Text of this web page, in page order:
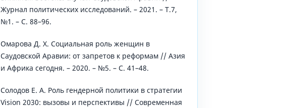
Журнал политических исследований. – 2021. – Т.7,
№1. – С. 88–96.
Омарова Д. Х. Социальная роль женщин в
Саудовской Аравии: от запретов к реформам // Азия
и Африка сегодня. – 2020. – №5. – С. 41–48.
Солодов Е. А. Роль гендерной политики в стратегии
Vision 2030: вызовы и перспективы // Современная